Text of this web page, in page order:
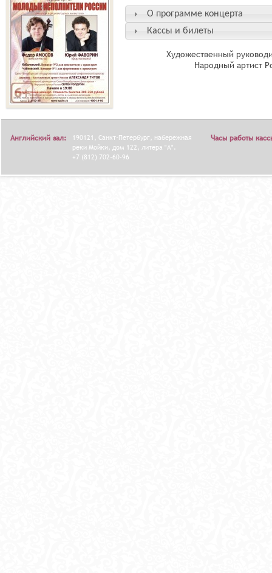
О программе концерта
Кассы и билеты
Художественный
Народный артист
Английский зал:
190121, Санкт-Петербург, набережная
реки Мойки, дом 122, литера "А".
+7 (812) 702-60-96
Часы работы